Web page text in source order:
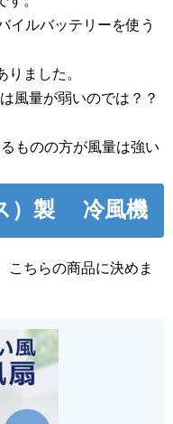
イルバッテリーを使う
ました。
風量が弱いのでは？？
ものの方が風量は強い
）製 冷風機
こちらの商品に決めま